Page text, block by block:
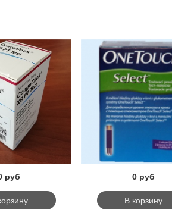
руб 0 руб
В корзину